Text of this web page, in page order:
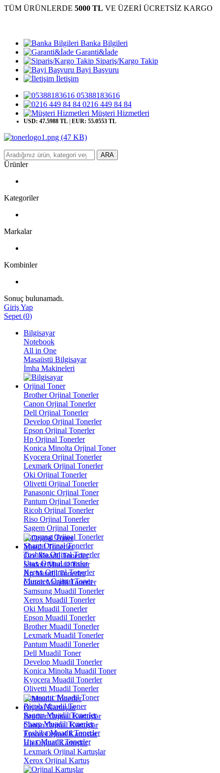
TÜM ÜRÜNLERDE 5000 TL VE ÜZERİ ÜCRETSİZ KARGO
Banka Bilgileri
Garanti&İade
Sipariş/Kargo Takip
Bayi Başvuru
İletişim
05388183616
0216 449 84 84
Müşteri Hizmetleri
USD: 47.5988 TL EUR: 55.0553 TL
ARA
Ürünler
Kategoriler
Markalar
Kombinler
Sonuç bulunamadı.
Giriş Yap
Sepet (0)
Bilgisayar
Notebook
All in One
Masaüstü Bilgisayar
İmha Makineleri
Orjinal Toner
Brother Orjinal Tonerler
Canon Orjinal Tonerler
Dell Orjinal Tonerler
Develop Orjinal Tonerler
Epson Orjinal Tonerler
Hp Orjinal Tonerler
Konica Minolta Orjinal Toner
Kyocera Orjinal Tonerler
Lexmark Orjinal Tonerler
Oki Orjinal Tonerler
Olivetti Orjinal Tonerler
Panasonic Orjinal Toner
Pantum Orjinal Tonerler
Ricoh Orjinal Tonerler
Riso Orjinal Tonerler
Sagem Orjinal Tonerler
Samsung Orjinal Tonerler
Sharp Orjinal Tonerler
Toshiba Orjinal Tonerler
Utax Orjinal tonerler
Xerox Orjinal Tonerler
Muratec Orjinal Toner
Muadil Tonerler
Oce Muadil Tonerler
Sindoh Mudail Toner
Hp Muadil Tonerler
Canon Muadil Tonerler
Samsung Muadil Tonerler
Xerox Muadil Tonerler
Oki Muadil Tonerler
Epson Muadil Tonerler
Brother Muadil Tonerler
Lexmark Muadil Tonerler
Pantum Muadil Tonerler
Dell Muadil Toner
Develop Muadil Tonerler
Konica Minolta Muadil Toner
Kyocera Muadil Tonerler
Olivetti Muadil Tonerler
Panasonıc Muadil Toner
Ricoh Muadil Toner
Sagem Muadil Tonerler
Sharp Muadil Tonerler
Toshiba Muadil Tonerler
Utax Muadil Tonerler
Orjinal Kartuşlar
Brother Orjinal Kartuşlar
Canon Orjinal Kartuşlar
Epson Orjinal Kartuşlar
Hp Orjinal Kartuşlar
Lexmark Orjinal Kartuşlar
Xerox Orjinal Kartuş